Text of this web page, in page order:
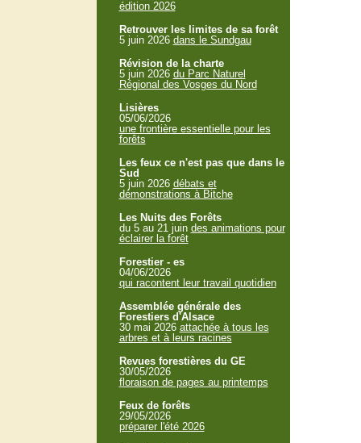
édition 2026
Retrouver les limites de sa forêt
5 juin 2026 dans le Sundgau
Révision de la charte
5 juin 2026 du Parc Naturel
Régional des Vosges du Nord
Lisières
05/06/2026
une frontière essentielle pour les
forêts
Les feux ce n'est pas que dans le
Sud
5 juin 2026 débats et
démonstrations à Bitche
Les Nuits des Forêts
du 5 au 21 juin des animations pour
éclairer la forêt
Forestier - es
04/06/2026
qui racontent leur travail quotidien
Assemblée générale des
Forestiers d'Alsace
30 mai 2026 attachée à tous les
arbres et à leurs racines
Revues forestières du GE
30/05/2026
floraison de pages au printemps
Feux de forêts
29/05/2026
préparer l'été 2026